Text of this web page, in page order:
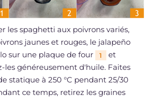
les spaghetti aux poivrons variés,
jaunes et rouges, le jalapeño
sur une plaque de four
1
et
les généreusement d'huile. Faites
statique à 250 °C pendant 25/30
ce temps, retirez les graines